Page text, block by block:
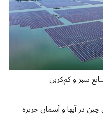
سبز و کم‌کربن
در آبها و آسمان جزیره